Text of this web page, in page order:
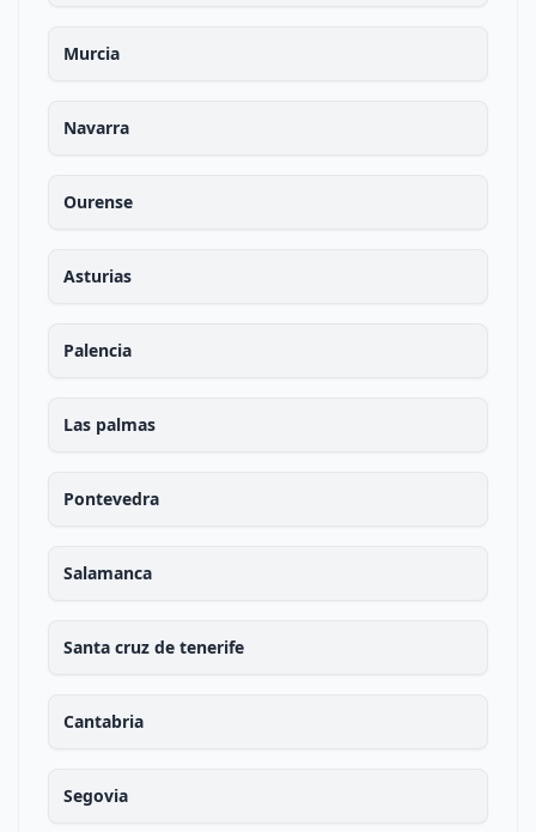
Murcia
Navarra
Ourense
Asturias
Palencia
Las palmas
Pontevedra
Salamanca
Santa cruz de tenerife
Cantabria
Segovia